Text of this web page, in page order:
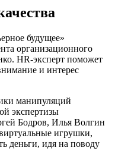
будущее»
организационного
HR-эксперт поможет
и интерес
манипуляций
экспертизы
Бодров, Илья Волгин
игрушки,
деньги, идя на поводу